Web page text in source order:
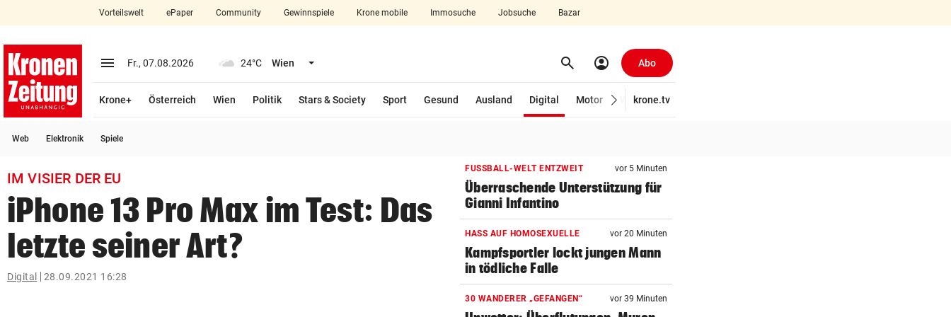
closeSchließen
account_circle Anmelden
arrow_right
bookmark
search
Suchbegriff
eingeben
Vorteilswelt ePaper Community Gewinnspiele Krone mobile Immosuche Jobsuche Bazar
menu Menü aufklappen
Fr., 07.08.2026 24°C Wien Menü aufklappen search Suchen
account_circle Abo
Krone+ Österreich Wien Politik Stars & Society Sport Gesund Ausland Digital
Motor
Wirtschaft
krone.tv
Web Elektronik Spiele
IM VISIER DER EU
iPhone 13 Pro Max im Test: Das
letzte seiner Art?
Digital 28.09.2021 16:28
FUSSBALL-WELT ENTZWEIT vor 5 Minuten
Überraschende Unterstützung für
Gianni Infantino
HASS AUF HOMOSEXUELLE vor 20 Minuten
Kampfsportler lockt jungen Mann
in tödliche Falle
30 WANDERER „GEFANGEN“ vor 39 Minuten